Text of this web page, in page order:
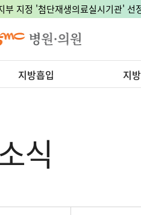
지정 '첨단재생의료실시기관' 선
지방흡입 지
식